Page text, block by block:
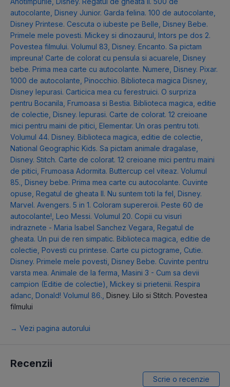
autocolante Disney Junior. Garda felina. 100 de autocolante
Disney Printese. Cescuta o iubeste pe Belle Disney Bebe.
Primele mele povesti. Mickey si dinozaurul Intors pe dos 2.
Povestea filmului. Volumul 83 Disney. Encanto. Sa pictam
impreuna! Carte de colorat cu pensula si acuarele Disney
bebe. Prima mea carte cu autocolante. Numere Disney. Pixar.
1000 de autocolante Pinocchio. Biblioteca magica Disney,
Disney Iepurasi. Carticica mea cu ferestruici. O surpriza
pentru Bocanila Frumoasa si Bestia. Biblioteca magica, editie
de colectie Disney. Iepurasi. Carte de colorat. 12 creioane
mici pentru maini de pitici Elementar. Un oras pentru toti.
Volumul 44. Disney. Biblioteca magica, editie de colectie
National Geographic Kids. Sa pictam animale dragalase
Disney. Stitch. Carte de colorat. 12 creioane mici pentru maini
de pitici Frumoasa Adormita. Buttercup cel viteaz. Volumul
85. Disney bebe. Prima mea carte cu autocolante. Cuvinte
opuse Regatul de gheata II. Nu suntem toti la fel Disney.
Marvel. Avengers. 5 in 1. Coloram supereroii. Peste 60 de
autocolante! Leo Messi. Volumul 20. Copii cu visuri
indraznete - Maria Isabel Sanchez Vegara Regatul de
gheata. Un pui de ren simpatic. Biblioteca magica, editie de
colectie Povesti cu printese. Carte cu pictograme Cutie.
Disney. Primele mele povesti Disney Bebe. Cuvinte pentru
varsta mea. Animale de la ferma Masini 3 - Cum sa devii
campion (Editie de colectie) Mickey si prietenii. Respira
adanc, Donald! Volumul 86. Disney. Lilo si Stitch. Povestea
filmului
→ Vezi pagina autorului
Recenzii
Scrie o recenzie